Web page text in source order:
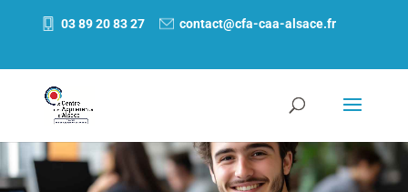
03 89 20 83 27 contact@cfa-caa-alsace.fr